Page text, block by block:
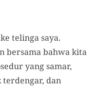
telinga saya.
bersama bahwa kita
yang samar,
dan